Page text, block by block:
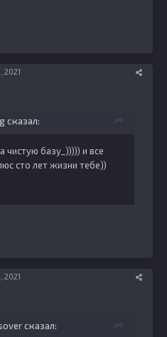
2021
сказал:
базу_))))) и все
сто лет жизни тебе))
2021
сказал: